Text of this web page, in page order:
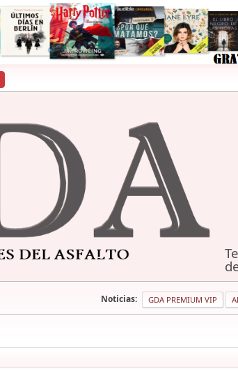
Noticias: GDA PREMIUM VIP